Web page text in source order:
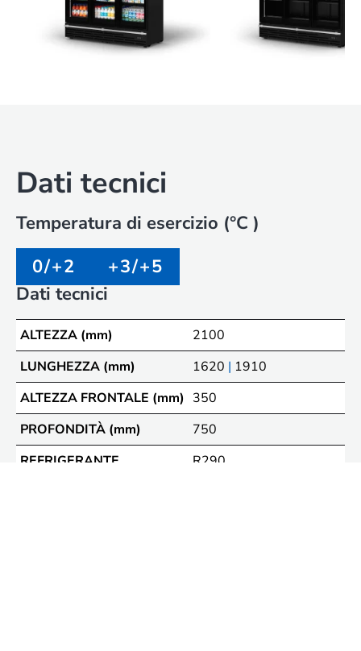
Dati tecnici
Temperatura di esercizio (°C )
0/+2
+3/+5
Dati tecnici
ALTEZZA (mm)
2100
LUNGHEZZA (mm)
1620 | 1910
ALTEZZA FRONTALE (mm) 350
PROFONDITÀ (mm)
750
REFRIGERANTE
R290